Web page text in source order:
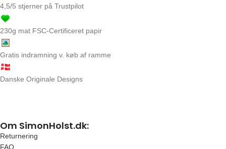
4,5/5 stjerner på Trustpilot
230g mat FSC-Certificeret papir
Gratis indramning v. køb af ramme
Danske Originale Designs
Om SimonHolst.dk:
Returnering
FAQ